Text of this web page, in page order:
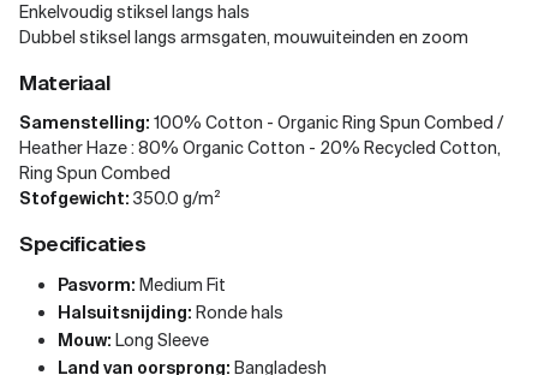
Enkelvoudig stiksel langs hals
Dubbel stiksel langs armsgaten, mouwuiteinden en zoom
Materiaal
Samenstelling: 100% Cotton - Organic Ring Spun Combed /
Heather Haze : 80% Organic Cotton - 20% Recycled Cotton,
Ring Spun Combed
Stofgewicht: 350.0 g/m²
Specificaties
Pasvorm: Medium Fit
Halsuitsnijding: Ronde hals
Mouw: Long Sleeve
Land van oorsprong: Bangladesh